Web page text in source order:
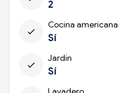
2
check
Cocina americana
Sí
check
Jardín
Sí